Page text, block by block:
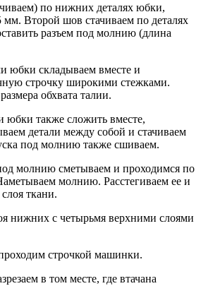
по нижних деталях юбки,
мм. Второй шов стачиваем по деталях
разъем под молнию (длина
юбки складываем вместе и
строчку широкими стежками.
обхвата талии.
юбки также сложить вместе,
детали между собой и стачиваем
под молнию также сшиваем.
молнию сметываем и проходимся по
молнию. Расстегиваем ее и
ткани.
нижних с четырьмя верхними слоями
строчкой машинки.
в том месте, где втачана